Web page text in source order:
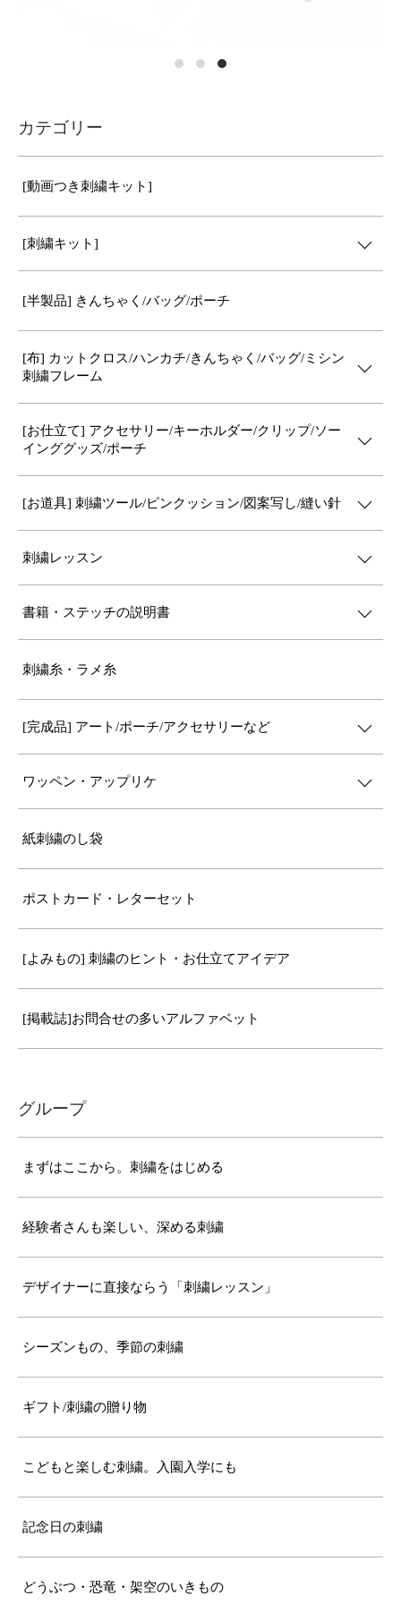
カテゴリー
[動画つき刺繍キット]
[刺繍キット]
[半製品] きんちゃく/バッグ/ポーチ
[布] カットクロス/ハンカチ/きんちゃく/バッグ/ミシン
刺繍フレーム
[お仕立て] アクセサリー/キーホルダー/クリップ/ソー
インググッズ/ポーチ
[お道具] 刺繍ツール/ピンクッション/図案写し/縫い針
刺繍レッスン
書籍・ステッチの説明書
刺繍糸・ラメ糸
[完成品] アート/ポーチ/アクセサリーなど
ワッペン・アップリケ
紙刺繍のし袋
ポストカード・レターセット
[よみもの] 刺繍のヒント・お仕立てアイデア
[掲載誌]お問合せの多いアルファベット
グループ
まずはここから。刺繍をはじめる
経験者さんも楽しい、深める刺繍
デザイナーに直接ならう「刺繍レッスン」
シーズンもの、季節の刺繍
ギフト/刺繍の贈り物
こどもと楽しむ刺繍。入園入学にも
記念日の刺繍
どうぶつ・恐竜・架空のいきもの